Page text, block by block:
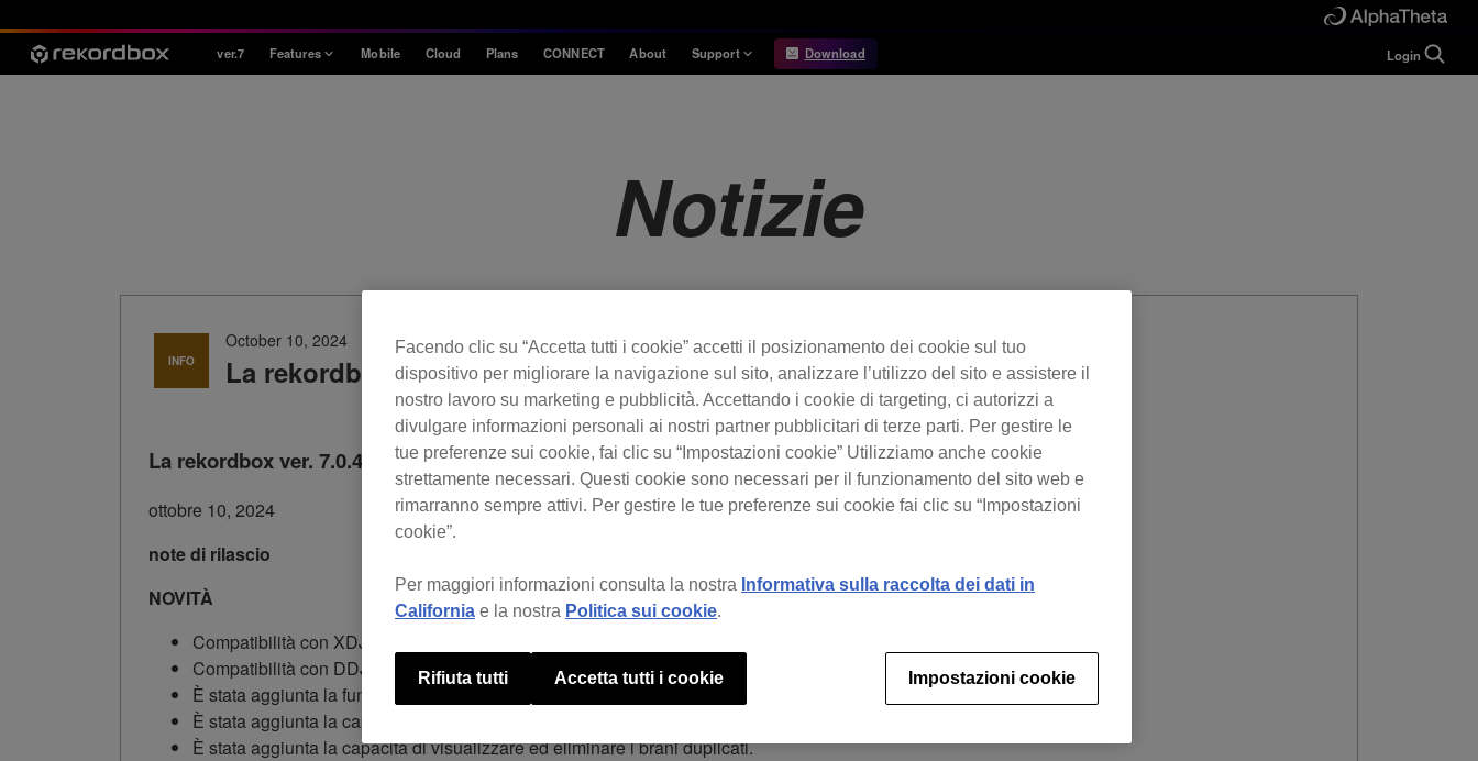
ver.7 Features Mobile Cloud Plans CONNECT About Support
Release Notes
Hardware Diagrams
Requirements
Download Login
Notizie
INFO
October 10, 2024
La rekordbox ver. 7.0.4 è stata rilasciata.
La rekordbox ver. 7.0.4 è stata rilasciata.
ottobre 10, 2024
note di rilascio
NOVITÀ
Compatibilità con XDJ-AZ aggiunta.
Compatibilità con DDJ-GRV6 aggiunta.
È stata aggiunta la funzione GROOVE CIRCUIT.
È stata aggiunta la capacità di riprodurre i brani TIDAL offline.
È stata aggiunta la capacità di visualizzare ed eliminare i brani duplicati.
Facendo clic su “Accetta tutti i cookie” accetti il posizionamento dei cookie sul tuo
dispositivo per migliorare la navigazione sul sito, analizzare l’utilizzo del sito e assistere il
nostro lavoro su marketing e pubblicità. Accettando i cookie di targeting, ci autorizzi a
divulgare informazioni personali ai nostri partner pubblicitari di terze parti. Per gestire le
tue preferenze sui cookie, fai clic su “Impostazioni cookie” Utilizziamo anche cookie
strettamente necessari. Questi cookie sono necessari per il funzionamento del sito web e
rimarranno sempre attivi. Per gestire le tue preferenze sui cookie fai clic su “Impostazioni
cookie”.
Per maggiori informazioni consulta la nostra Informativa sulla raccolta dei dati in
California e la nostra Politica sui cookie.
Impostazioni cookie
Rifiuta tutti Accetta tutti i cookie